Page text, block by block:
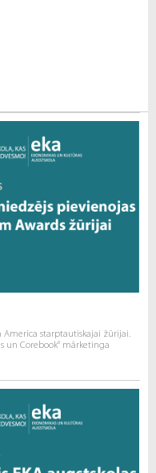
America starptautiskajai žūrijai.
un Corebook° mārketinga